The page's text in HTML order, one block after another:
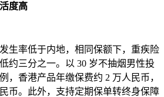
度高
生率低于内地，相同保额下，重疾险
约三分之一。以 30 岁不抽烟男性投
，香港产品年缴保费约 2 万人民币，
币。此外，支持定期保单转终身保障